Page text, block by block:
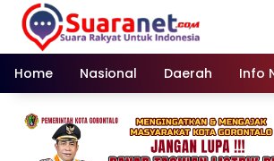
Langsung
konten
Home
Nasional Daerah Info